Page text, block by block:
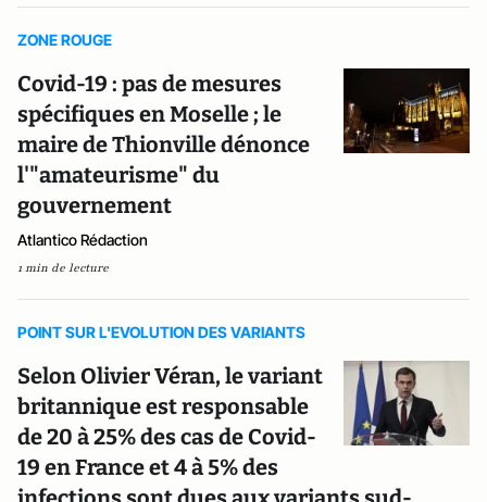
ZONE ROUGE
Covid-19 : pas de mesures
spécifiques en Moselle ; le
maire de Thionville dénonce
l'"amateurisme" du
gouvernement
Atlantico Rédaction
1 min de lecture
POINT SUR L'EVOLUTION DES VARIANTS
Selon Olivier Véran, le variant
britannique est responsable
de 20 à 25% des cas de Covid-
19 en France et 4 à 5% des